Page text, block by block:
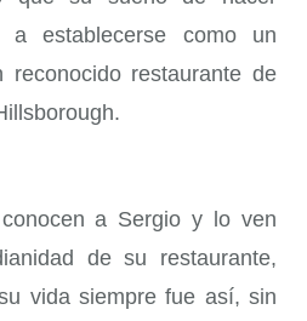
a establecerse como un
restaurante de
a Sergio y lo ven
de su restaurante,
vida siempre fue así, sin